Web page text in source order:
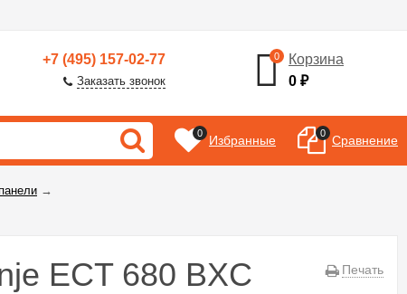
+7 (495) 157-02-77
Заказать звонок
0
Корзина
0₽
0 Избранные 0 Сравнение
→
Печать
ECT 680 BXC